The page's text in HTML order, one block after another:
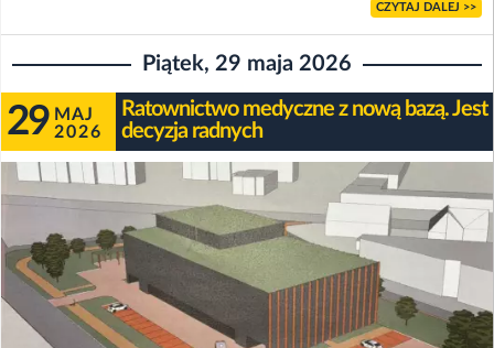
CZYTAJ DALEJ >>
Piątek, 29 maja 2026
29 MAJ
2026
Ratownictwo medyczne z nową bazą. Jest
decyzja radnych